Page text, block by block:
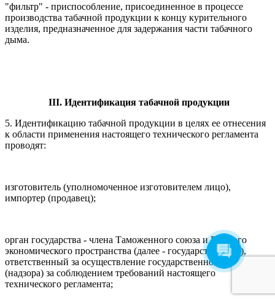
"фильтр" - приспособление, присоединенное в процессе
производства табачной продукции к концу курительного
изделия, предназначенное для задержания части табачного
дыма.
III. Идентификация табачной продукции
5. Идентификацию табачной продукции в целях ее отнесения
к области применения настоящего технического регламента
проводят:
изготовитель (уполномоченное изготовителем лицо),
импортер (продавец);
орган государства - члена Таможенного союза и Единого
экономического пространства (далее - государство-член),
ответственный за осуществление государственного контроля
(надзора) за соблюдением требований настоящего
технического регламента;